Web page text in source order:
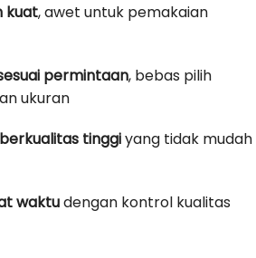
kuat, awet untuk pemakaian
permintaan, bebas pilih
ukuran
tinggiyang tidak mudah
waktudengan kontrol kualitas